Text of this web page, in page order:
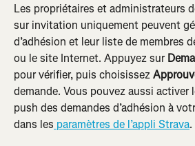
Les propriétaires et administrateurs
sur invitation uniquement peuvent
d’adhésion et leur liste de membres
ou le site Internet. Appuyez sur
pour vérifier, puis choisissez
demande. Vous pouvez aussi
push des demandes d’adhésion à
dans les paramètres de l’appli Strava.